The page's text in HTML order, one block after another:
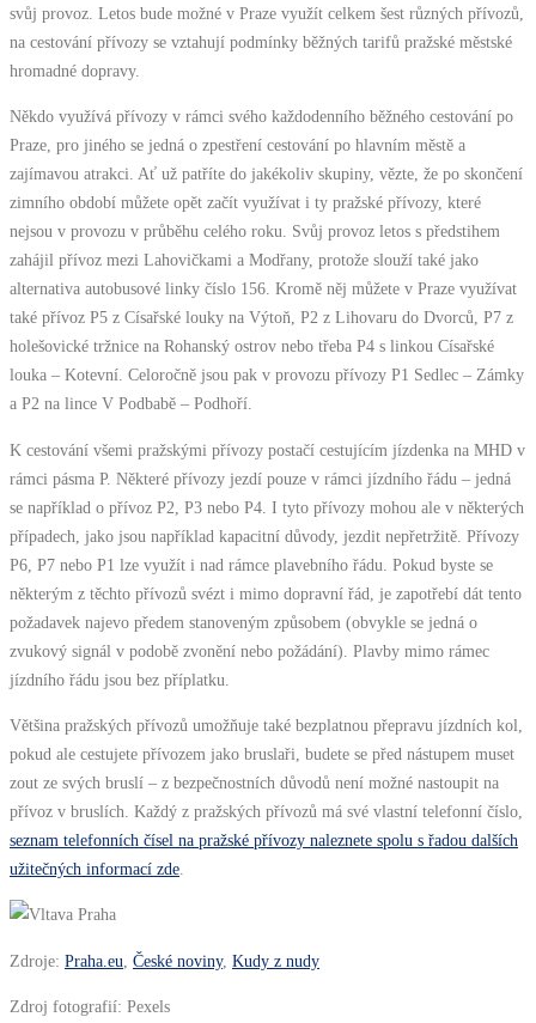
svůj provoz. Letos bude možné v Praze využít celkem šest různých přívozů,
na cestování přívozy se vztahují podmínky běžných tarifů pražské městské
hromadné dopravy.
Někdo využívá přívozy v rámci svého každodenního běžného cestování po
Praze, pro jiného se jedná o zpestření cestování po hlavním městě a
zajímavou atrakci. Ať už patříte do jakékoliv skupiny, vězte, že po skončení
zimního období můžete opět začít využívat i ty pražské přívozy, které
nejsou v provozu v průběhu celého roku. Svůj provoz letos s předstihem
zahájil přívoz mezi Lahovičkami a Modřany, protože slouží také jako
alternativa autobusové linky číslo 156. Kromě něj můžete v Praze využívat
také přívoz P5 z Císařské louky na Výtoň, P2 z Lihovaru do Dvorců, P7 z
holešovické tržnice na Rohanský ostrov nebo třeba P4 s linkou Císařské
louka – Kotevní. Celoročně jsou pak v provozu přívozy P1 Sedlec – Zámky
a P2 na lince V Podbabě – Podhoří.
K cestování všemi pražskými přívozy postačí cestujícím jízdenka na MHD v
rámci pásma P. Některé přívozy jezdí pouze v rámci jízdního řádu – jedná
se například o přívoz P2, P3 nebo P4. I tyto přívozy mohou ale v některých
případech, jako jsou například kapacitní důvody, jezdit nepřetržitě. Přívozy
P6, P7 nebo P1 lze využít i nad rámce plavebního řádu. Pokud byste se
některým z těchto přívozů svézt i mimo dopravní řád, je zapotřebí dát tento
požadavek najevo předem stanoveným způsobem (obvykle se jedná o
zvukový signál v podobě zvonění nebo požádání). Plavby mimo rámec
jízdního řádu jsou bez příplatku.
Většina pražských přívozů umožňuje také bezplatnou přepravu jízdních kol,
pokud ale cestujete přívozem jako bruslaři, budete se před nástupem muset
zout ze svých bruslí – z bezpečnostních důvodů není možné nastoupit na
přívoz v bruslích. Každý z pražských přívozů má své vlastní telefonní číslo,
seznam telefonních čísel na pražské přívozy naleznete spolu s řadou dalších
užitečných informací zde
Zdroje: Praha.eu České noviny, Kudy z nudy
Zdroj fotografií: Pexels